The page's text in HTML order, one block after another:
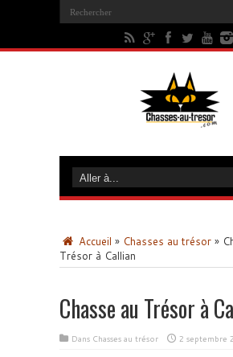
Accueil » Chasses au trésor »
Trésor à Callian
Chasse au Trésor à
Dans Chasses au trésor 2 septembre